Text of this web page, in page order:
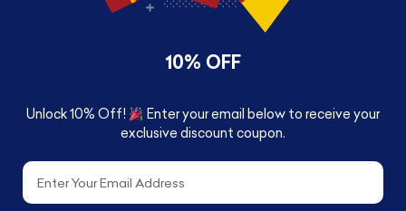
33 x 43 cm Large
10% OFF
Unlock 10% Off!
Enter your email below to receive your
exclusive discount coupon.
Email